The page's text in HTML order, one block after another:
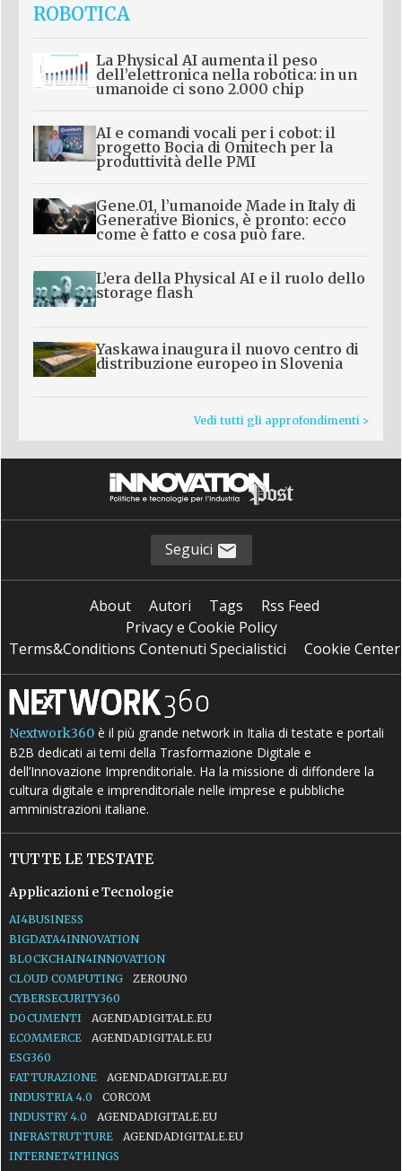
ROBOTICA
La Physical AI aumenta il peso
dell’elettronica nella robotica: in un
umanoide ci sono 2.000 chip
AI e comandi vocali per i cobot: il
progetto Bocia di Omitech per la
produttività delle PMI
Gene.01, l’umanoide Made in Italy di
Generative Bionics, è pronto: ecco
come è fatto e cosa può fare.
L’era della Physical AI e il ruolo dello
storage flash
Yaskawa inaugura il nuovo centro di
distribuzione europeo in Slovenia
Vedi tutti gli approfondimenti >
Seguici
About Autori Tags
Rss Feed
Privacy e Cookie Policy
Terms&Conditions Contenuti Specialistici
Cookie Center
Nextwork360 è il più grande network in Italia di testate e portali
B2B dedicati ai temi della Trasformazione Digitale e
dell’Innovazione Imprenditoriale. Ha la missione di diffondere la
cultura digitale e imprenditoriale nelle imprese e pubbliche
amministrazioni italiane.
TUTTE LE TESTATE
Applicazioni e Tecnologie
AI4BUSINESS
BIGDATA4INNOVATION
BLOCKCHAIN4INNOVATION
CLOUD COMPUTING
ZEROUNO
CYBERSECURITY360
DOCUMENTI
AGENDADIGITALE.EU
ECOMMERCE
AGENDADIGITALE.EU
ESG360
FATTURAZIONE
AGENDADIGITALE.EU
INDUSTRIA 4.0
CORCOM
INDUSTRY 4.0
AGENDADIGITALE.EU
INFRASTRUTTURE
AGENDADIGITALE.EU
INTERNET4THINGS